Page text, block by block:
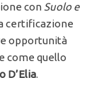
con Suolo e
certificazione
opportunità
come quello
D’Elia.